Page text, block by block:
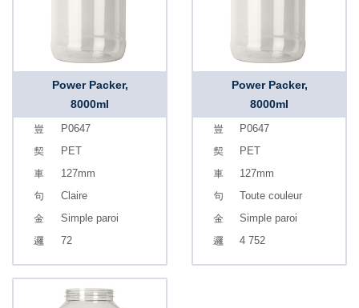
Power Packer,
8000ml
P0647
PET
127mm
Claire
Simple paroi
72
Power Packer,
8000ml
P0647
PET
127mm
Toute couleur
Simple paroi
4 752